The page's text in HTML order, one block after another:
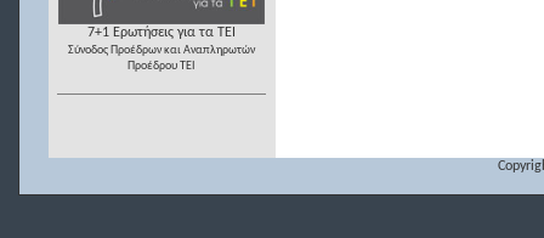
7+1 Ερωτήσεις για τα ΤΕΙ
Σύνοδος Προέδρων και Αναπληρωτών
Προέδρου ΤΕΙ